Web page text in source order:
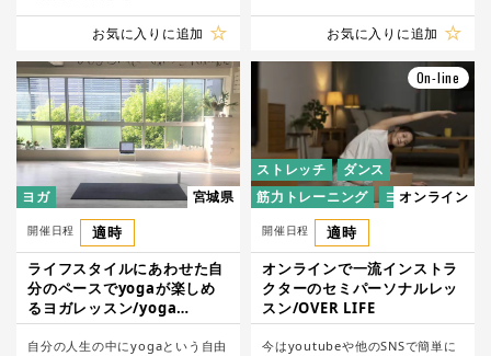
お気に入りに追加 お気に入りに追加
ヨガ 宮城県
開催日程
適時
ライフスタイルにあわせた自
分のペースでyogaが楽しめ
るヨガレッスン/yoga
studio Sifar
自分の人生の中にyogaという自由
On-line
ストレッチ
ダンス
筋力トレーニング
ヨガオンライン
開催日程
適時
オンラインで一流インストラ
クターのセミパーソナルレッ
スン/OVER LIFE
今はyoutubeや他のSNSで簡単に